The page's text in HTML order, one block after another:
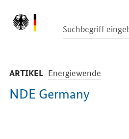
ARTIKEL -
Energiewende
NDE Germany